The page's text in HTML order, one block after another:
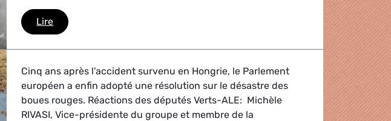
LireMesure des émissions dans le secteur automobile
Cinq ans après l’accident survenu en Hongrie, le Parlement
européen a enfin adopté une résolution sur le désastre des
boues rouges. Réactions des députés Verts-ALE: Michèle
RIVASI, Vice-présidente du groupe et membre de la